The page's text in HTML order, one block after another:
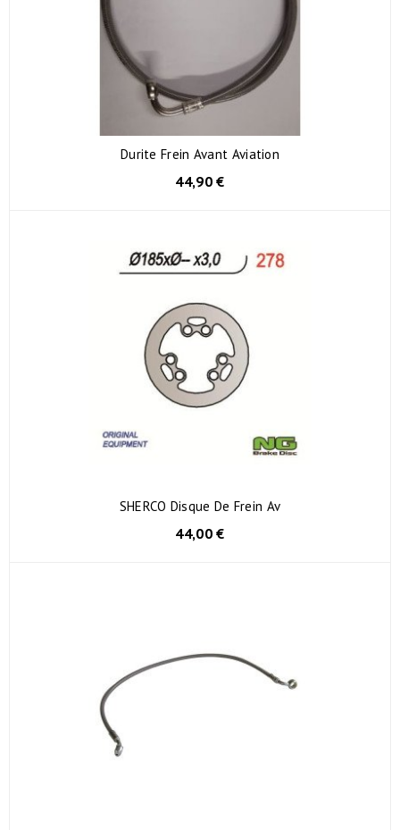
Durite Frein Avant Aviation
44,90 €
SHERCO Disque De Frein Av
44,00 €